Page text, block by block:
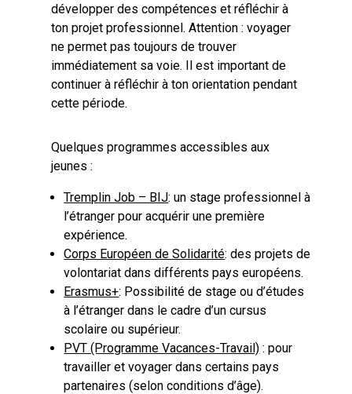
développer des compétences et réfléchir à
ton projet professionnel. Attention : voyager
ne permet pas toujours de trouver
immédiatement sa voie. Il est important de
continuer à réfléchir à ton orientation pendant
cette période.
Quelques programmes accessibles aux
jeunes :
Tremplin Job – BIJ: un stage professionnel à
l’étranger pour acquérir une première
expérience.
Corps Européen de Solidarité: des projets de
volontariat dans différents pays européens.
Erasmus+: Possibilité de stage ou d’études
à l’étranger dans le cadre d’un cursus
scolaire ou supérieur.
PVT (Programme Vacances-Travail) : pour
travailler et voyager dans certains pays
partenaires (selon conditions d’âge).